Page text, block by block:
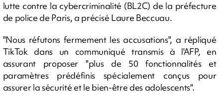
lutte contre la cybercriminalité (BL2C) de la préfecture
de police de Paris, a précisé Laure Beccuau.
"Nous réfutons fermement les accusations", a répliqué
TikTok dans un communiqué transmis à l'AFP, en
assurant proposer "plus de 50 fonctionnalités et
paramètres prédéfinis spécialement conçus pour
assurer la sécurité et le bien-être des adolescents".